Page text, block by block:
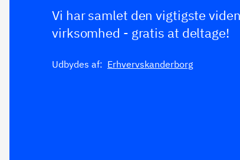
Vi har samlet den vigtigste
virksomhed - gratis at deltage!
Udbydes af: Erhvervskanderborg